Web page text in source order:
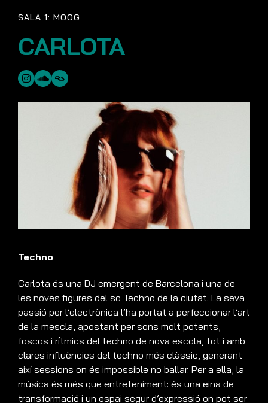
SALA 1: MOOG
CARLOTA
Techno
Carlota és una DJ emergent de Barcelona i una de
les noves figures del so Techno de la ciutat. La seva
passió per l’electrònica l’ha portat a perfeccionar l’art
de la mescla, apostant per sons molt potents,
foscos i rítmics del techno de nova escola, tot i amb
clares influències del techno més clàssic, generant
així sessions on és impossible no ballar. Per a ella, la
música és més que entreteniment: és una eina de
transformació i un espai segur d’expressió on pot ser